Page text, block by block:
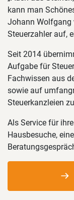
kann man
Johann Wolfgang
Steuerzahler auf,
Seit 2014
Aufgabe für
Fachwissen aus
sowie auf
Steuerkanzleien
Als Service für
Hausbesuche,